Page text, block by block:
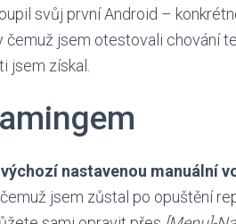
svůj první Android –
čemuž jsem otestovali chování
jsem získal.
nastavenou manuální
jsem zůstal po opuštění